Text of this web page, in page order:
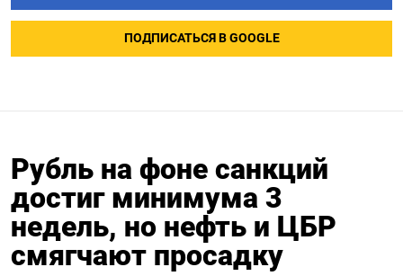
ПОДПИСАТЬСЯ В GOOGLE
Рубль на фоне санкций
достиг минимума 3
недель, но нефть и ЦБР
смягчают просадку